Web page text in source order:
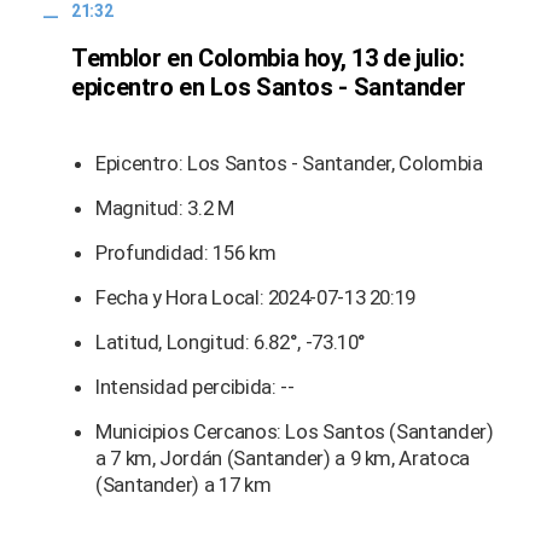
21:32
Temblor en Colombia hoy, 13 de julio:
epicentro en Los Santos - Santander
Epicentro: Los Santos - Santander, Colombia
Magnitud: 3.2 M
Profundidad: 156 km
Fecha y Hora Local: 2024-07-13 20:19
Latitud, Longitud: 6.82°, -73.10°
Intensidad percibida: --
Municipios Cercanos: Los Santos (Santander)
a 7 km, Jordán (Santander) a 9 km, Aratoca
(Santander) a 17 km